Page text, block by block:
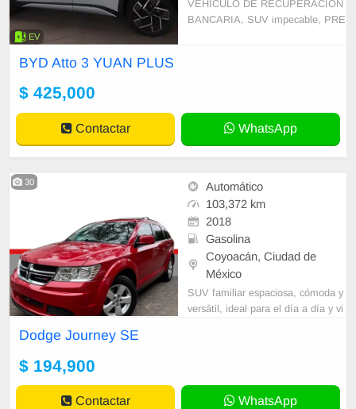
EV
VEHICULO DE RECUPERACION
BANCARIA, SUV impecable, PRE
BYD Atto 3 YUAN PLUS
$ 425,000
Contactar WhatsApp
30
Automático
103,372 km
2018
Gasolina
Coyoacán, Ciudad de
México
SUV familiar espaciosa, cómoda y
versátil, ideal para el día a día y vi
Motor 2.4L 4 cilindros – 173 HP M
Dodge Journey SE
$ 194,900
Contactar WhatsApp